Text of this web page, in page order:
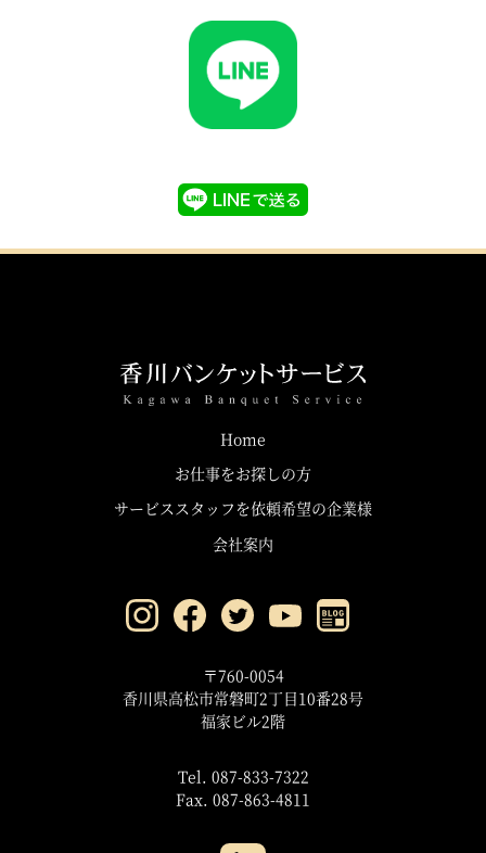
Home
お仕事をお探しの方
サービススタッフを依頼希望の企業様
会社案内
〒760-0054
香川県高松市常磐町2丁目10番28号
福家ビル2階
Tel. 087-833-7322
Fax. 087-863-4811